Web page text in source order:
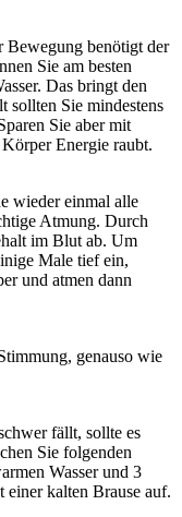
Bewegung benötigt der
Sie am besten
Das bringt den
sollten Sie mindestens
Sie aber mit
Energie raubt.
wieder einmal alle
Atmung. Durch
im Blut ab. Um
Male tief ein,
und atmen dann
genauso wie
fällt, sollte es
Sie folgenden
Wasser und 3
einer kalten Brause auf.